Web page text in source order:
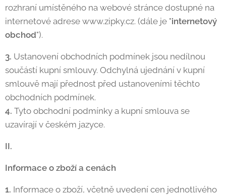
rozhraní umístěného na webové stránce dostupné na
internetové adrese www.zipky.cz. (dále je "internetový
obchod").
3. Ustanovení obchodních podmínek jsou nedílnou
součástí kupní smlouvy. Odchylná ujednání v kupní
smlouvě mají přednost před ustanoveními těchto
obchodních podmínek.
4. Tyto obchodní podmínky a kupní smlouva se
uzavírají v českém jazyce.
II.
Informace o zboží a cenách
1. Informace o zboží, včetně uvedení cen jednotlivého